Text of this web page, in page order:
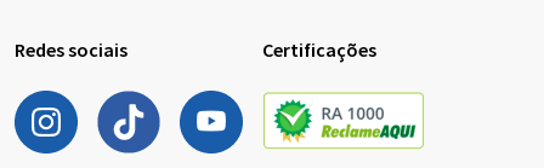
Redes sociais Certificações